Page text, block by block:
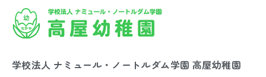
学校法人 ナミュール・ノートルダム学園 高屋幼稚園